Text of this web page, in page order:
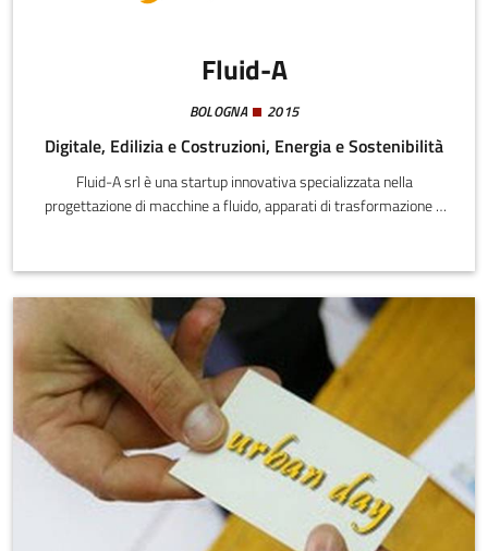
Fluid-A
BOLOGNA 2015
Digitale, Edilizia e Costruzioni, Energia e Sostenibilità
Fluid-A srl è una startup innovativa specializzata nella
progettazione di macchine a fluido, apparati di trasformazione e
generation, oil&gas, food & beverage, farmaceutico e
biomedicale.I servizi offerti vanno dalla consulenza volta
all’ottimizzazione di prodotti esistenti alla progettazione
integrata per lo sviluppo di nuovi prodotti, mediante forme di
affiancamento ai reparti R&D e di Engineering dei Clienti.